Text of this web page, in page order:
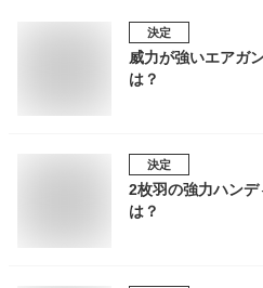
決定
威力が強いエアガ
は？
決定
2枚羽の強力ハン
は？